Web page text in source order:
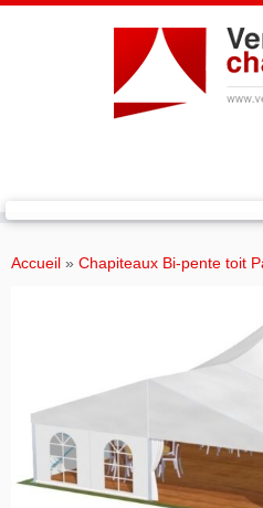
auAccueil » Chapiteaux Bi-pente toit